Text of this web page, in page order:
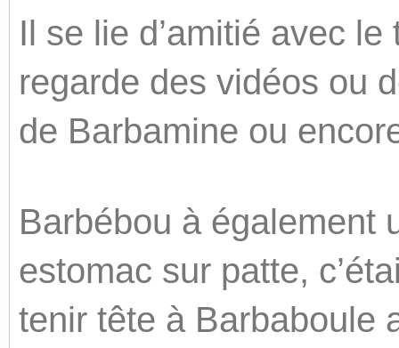
Il se lie d’amitié avec
regarde des vidéos ou
de Barbamine ou
Barbébou à également
estomac sur patte,
tenir tête à Barbaboule